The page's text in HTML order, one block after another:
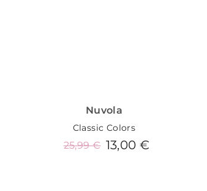
Nuvola
Classic Colors
13,00 €
25,99 €